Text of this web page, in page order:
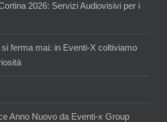
2026: Servizi Audiovisivi per i
ferma mai: in Eventi-X coltiviamo
Anno Nuovo da Eventi-x Group